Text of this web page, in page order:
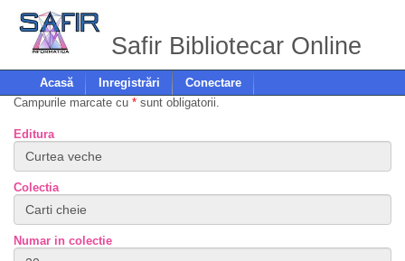
Safir Bibliotecar Online
Acasă Inregistrări
Conectare
Campurile marcate cu * sunt obligatorii.
Editura
Colectia
Numar in colectie